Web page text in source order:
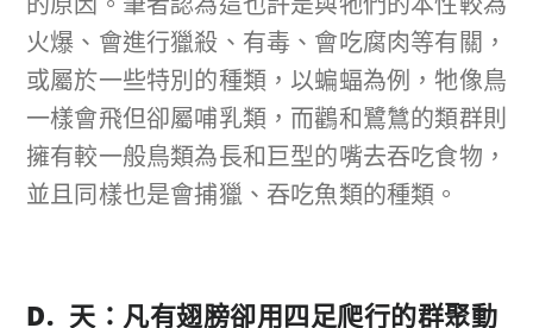
火爆、會進行獵殺、有毒、會吃腐肉等有關，
或屬於一些特別的種類，以蝙蝠為例，牠像鳥
一樣會飛但卻屬哺乳類，而鸛和鷺鷥的類群則
擁有較一般鳥類為長和巨型的嘴去吞吃食物，
並且同樣也是會捕獵、吞吃魚類的種類。
D. 天：凡有翅膀卻用四足爬行的群聚動